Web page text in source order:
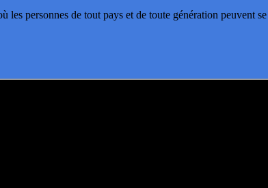
personnes de tout pays et de toute génération peuvent